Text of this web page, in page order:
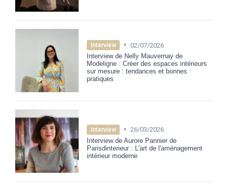
Interview • 02/07/2026
Interview de Nelly Mauvernay de
Modeligne : Créer des espaces intérieurs
sur mesure : tendances et bonnes
pratiques
Interview • 26/03/2026
Interview de Aurore Pannier de
Parisdinterieur : L'art de l'aménagement
intérieur moderne